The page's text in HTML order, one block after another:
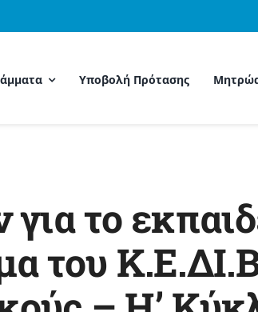
Υποβολή Πρότασης
το
του